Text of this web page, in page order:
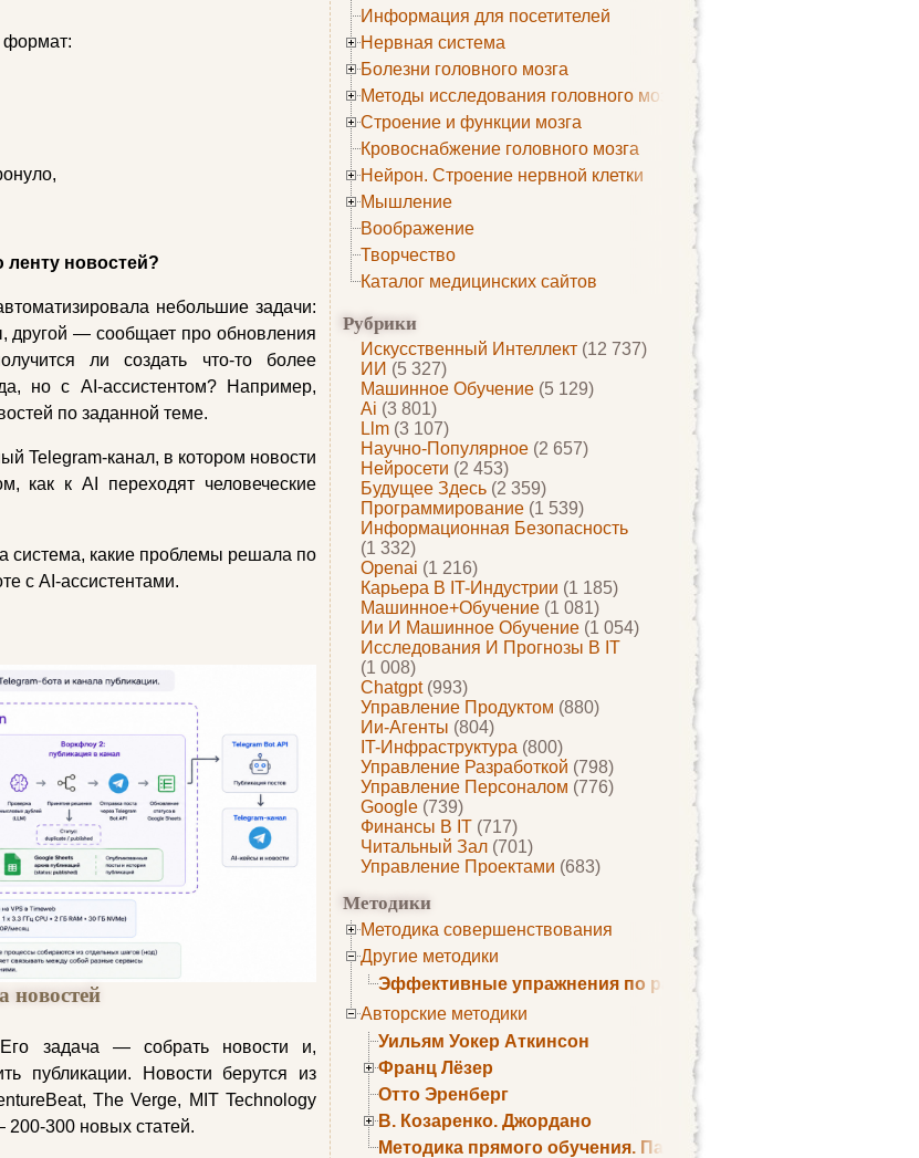
Информация для посетителей
Нервная система
Болезни головного мозга
Методы исследования головного мозга
Строение и функции мозга
Кровоснабжение головного мозга
Нейрон. Строение нервной клетки
Мышление
Воображение
Творчество
Каталог медицинских сайтов
Рубрики
Искусственный Интеллект (12 737)
ИИ (5 327)
Машинное Обучение (5 129)
Ai (3 801)
Llm (3 107)
Научно-Популярное (2 657)
Нейросети (2 453)
Будущее Здесь (2 359)
Программирование (1 539)
Информационная Безопасность
(1 332)
Openai (1 216)
Карьера В IT-Индустрии (1 185)
Машинное+обучение (1 081)
Ии И Машинное Обучение (1 054)
Исследования И Прогнозы В IT
(1 008)
Chatgpt(993)
Управление Продуктом (880)
Ии-Агенты (804)
IT-Инфраструктура (800)
Управление Разработкой (798)
Управление Персоналом (776)
Google (739)
Финансы В IT (717)
Читальный Зал (701)
Управление Проектами (683)
Методики
Методика совершенствования
Другие методики
Эффективные упражнения по развитию памяти
Авторские методики
Уильям Уокер Аткинсон
Франц Лёзер
Отто Эренберг
В. Козаренко. Джордано
Методика прямого обучения. Пауль Шелли
формат:
ленту новостей?
небольшие задачи:
другой — сообщает про обновления
ли создать что-то более
но с AI-ассистентом? Например,
по заданной теме.
Telegram-канал, в котором новости
как к AI переходят человеческие
система, какие проблемы решала по
с AI-ассистентами.
новостей
задача — собрать новости и,
публикации. Новости берутся из
The Verge, MIT Technology
300 новых статей.